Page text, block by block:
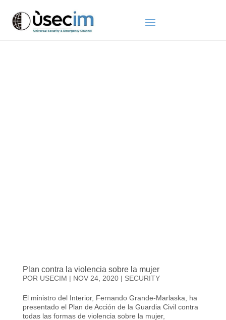
Plan contra la violencia sobre la mujer
POR USECIM | NOV 24, 2020| SECURITY
El ministro del Interior, Fernando Grande-Marlaska, ha
presentado el Plan de Acción de la Guardia Civil contra
todas las formas de violencia sobre la mujer,